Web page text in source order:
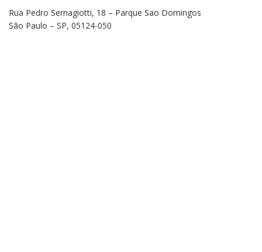
Rua Pedro Sernagiotti, 18 – Parque Sao Domingos
São Paulo – SP, 05124-050